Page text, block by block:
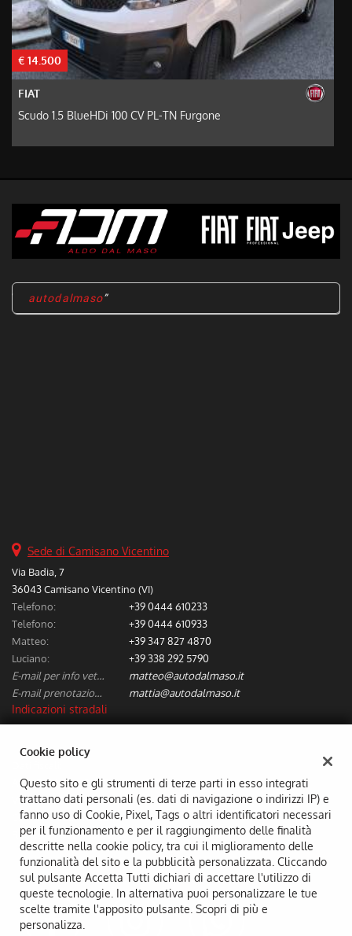
€ 14.500
FIAT
Scudo 1.5 BlueHDi 100 CV PL-TN Furgone
autodalmaso
Sede di Camisano Vicentino
Via Badia, 7
36043 Camisano Vicentino (VI)
Telefono:
+39 0444 610233
Telefono:
+39 0444 610933
Matteo:
+39 347 827 4870
Luciano:
+39 338 292 5790
E-mail per info vetture nuove/usate:
matteo@autodalmaso.it
E-mail prenotazione/preventivi riparazioni:
mattia@autodalmaso.it
Indicazioni stradali
Aldo Dal Maso & C. Snc
Via Badia, 7, Camisano Vicentino (VI)
C.F/P.IVA:02294690249
Registro delle imprese:VI
Cookie policy
Questo sito e gli strumenti di terze parti in esso integrati
trattano dati personali (es. dati di navigazione o indirizzi IP) e
fanno uso di Cookie, Pixel, Tags o altri identificatori necessari
per il funzionamento e per il raggiungimento delle finalità
descritte nella cookie policy, tra cui il miglioramento delle
funzionalità del sito e la pubblicità personalizzata. Cliccando
sul pulsante Accetta Tutti dichiari di accettare l'utilizzo di
queste tecnologie. In alternativa puoi personalizzare le tue
scelte tramite l'apposito pulsante. Scopri di più e
personalizza.